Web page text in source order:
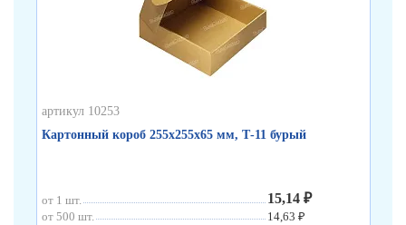
артикул 10253
Картонный короб 255х255х65 мм, Т-11 бурый
от 1 шт. 15,14 ₽
от 500 шт.
14,63 ₽